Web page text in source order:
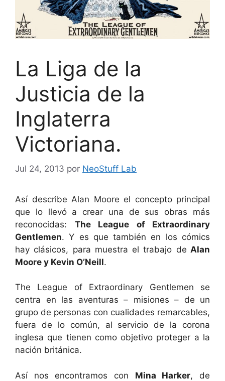
La Liga de la
Justicia de la
Inglaterra
Victoriana.
Jul 24, 2013 por NeoStuff Lab
Así describe Alan Moore el concepto principal
que lo llevó a crear una de sus obras más
reconocidas: The League of Extraordinary
Gentlemen. Y es que también en los cómics
hay clásicos, para muestra el trabajo de Alan
Moore y Kevin O’Neill.
The League of Extraordinary Gentlemen se
centra en las aventuras – misiones – de un
grupo de personas con cualidades remarcables,
fuera de lo común, al servicio de la corona
inglesa que tienen como objetivo proteger a la
nación británica.
Así nos encontramos con Mina Harker, de